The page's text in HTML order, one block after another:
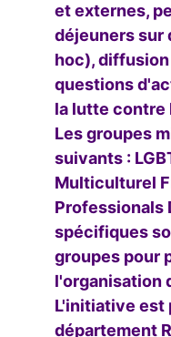
et externes,
déjeuners sur
hoc),
questions
la lutte contre
Les groupes
suivants :
Multiculturel
Professionals
spécifiques
groupes pour
l'organisation
L'initiative est
département